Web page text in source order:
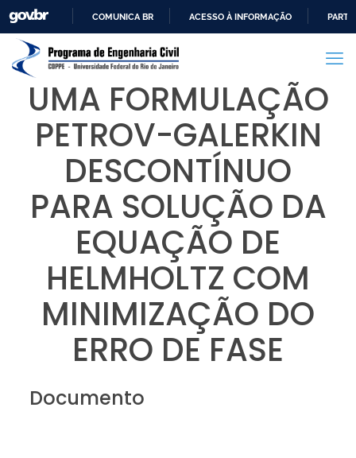
PARA
CONTEÚDO
COMUNICA BR ACESSO À INFORMAÇÃO
UMA FORMULAÇÃO
PETROV-GALERKIN
DESCONTÍNUO
PARA SOLUÇÃO DA
EQUAÇÃO DE
HELMHOLTZ COM
MINIMIZAÇÃO DO
ERRO DE FASE
Documento